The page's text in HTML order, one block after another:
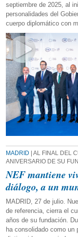
septiembre de 2025, al
personalidades del
cuerpo diplomático con
MADRID | AL FINAL DEL
ANIVERSARIO DE SU
NEF mantiene
diálogo, a un
MADRID, 27 de julio.
de referencia, cierra el
años de su fundación.
ha consolidado como un